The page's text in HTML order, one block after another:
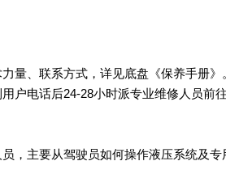
量、联系方式，详见底盘《保养手册》
户电话后24-28小时派专业维修人员前往
，主要从驾驶员如何操作液压系统及